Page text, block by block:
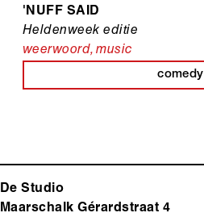
'NUFF SAID
Heldenweek editie
weerwoord,music
comedy
De Studio
Maarschalk Gérardstraat 4